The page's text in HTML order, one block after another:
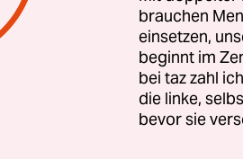
im staatlichenbrauchen
einsetzen,
beginnt im
bei taz zahl
die linke,
bevor sie